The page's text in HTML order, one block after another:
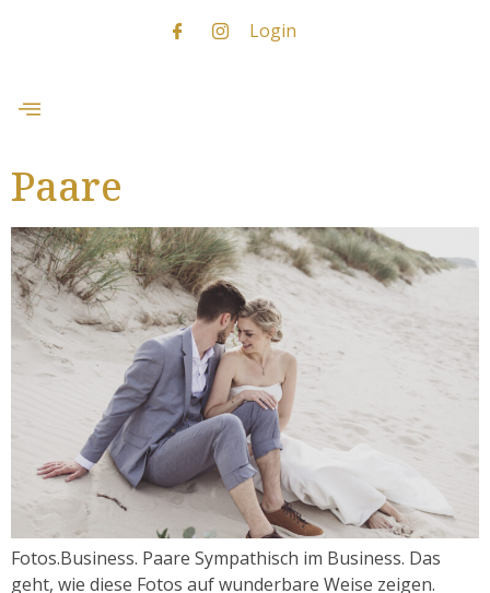
Login
Paare
Fotos.Business. Paare Sympathisch im Business. Das
geht, wie diese Fotos auf wunderbare Weise zeigen.